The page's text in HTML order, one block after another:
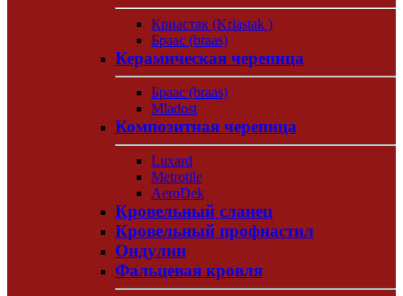
Криастак (Kriastak )
Браас (braas)
Керамическая черепица
Браас (braas)
Mladost
Композитная черепица
Luxard
Metrotile
AeroDek
Кровельный сланец
Кровельный профнастил
Ондулин
Фальцевая кровля